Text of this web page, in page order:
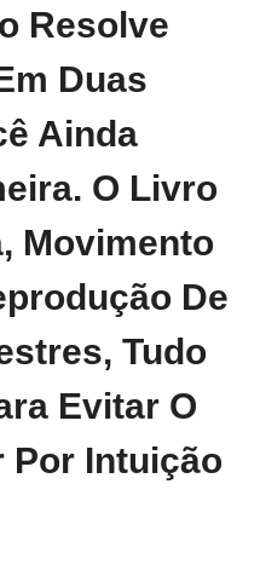
Resolve
Duas
Ainda
O Livro
Movimento
De
Tudo
Evitar O
Por Intuição